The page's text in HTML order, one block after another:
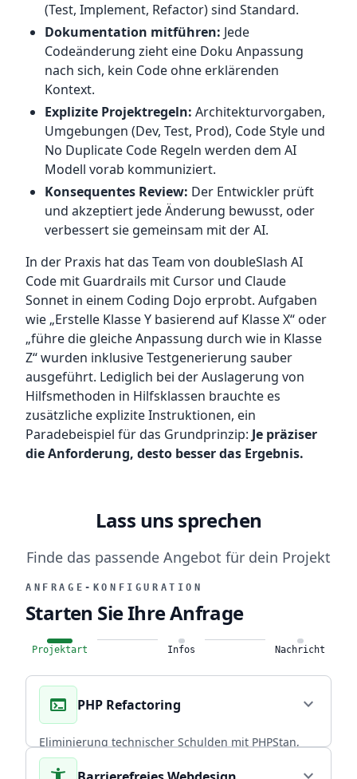
(Test, Implement, Refactor) sind Standard.
Dokumentation mitführen: Jede
Codeänderung zieht eine Doku Anpassung
nach sich, kein Code ohne erklärenden
Kontext.
Explizite Projektregeln: Architekturvorgaben,
Umgebungen (Dev, Test, Prod), Code Style und
No Duplicate Code Regeln werden dem AI
Modell vorab kommuniziert.
Konsequentes Review: Der Entwickler prüft
und akzeptiert jede Änderung bewusst, oder
verbessert sie gemeinsam mit der AI.
In der Praxis hat das Team von doubleSlash AI
Code mit Guardrails mit Cursor und Claude
Sonnet in einem Coding Dojo erprobt. Aufgaben
wie „Erstelle Klasse Y basierend auf Klasse X“ oder
„führe die gleiche Anpassung durch wie in Klasse
Z“ wurden inklusive Testgenerierung sauber
ausgeführt. Lediglich bei der Auslagerung von
Hilfsmethoden in Hilfsklassen brauchte es
zusätzliche explizite Instruktionen, ein
Paradebeispiel für das Grundprinzip: Je präziser
die Anforderung, desto besser das Ergebnis.
Lass uns sprechen
Finde das passende Angebot für dein Projekt
ANFRAGE-KONFIGURATION
Starten Sie Ihre Anfrage
Projektart Infos Nachricht
terminal PHP Refactoring expand_more
Eliminierung technischer Schulden mit PHPStan,
Rector PHP und PHPUnit. Über 20 Jahre